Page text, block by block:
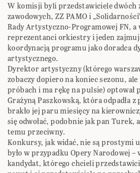
W komisji byli przedstawiciele dwóch
zawodowych, ZZ PAMO i
Rady Artystyczno-Programowej FN, a
reprezentanci orkiestry i jeden
koordynacją programu jako doradca
artystycznego.
Dyrektor artystyczny (którego
zobaczy dopiero na koniec sezonu,
próbach i ma rękę na pulsie) optował
Grażyną Paszkowską, która odpadła
brakło jej paru miesięcy na
się odwołać, podobnie jak pan Turek,
temu przeciwny.
Konkursy, jak widać, nie są prostymi
było w przypadku Opery Narodowej –
kandydat, którego chcieli